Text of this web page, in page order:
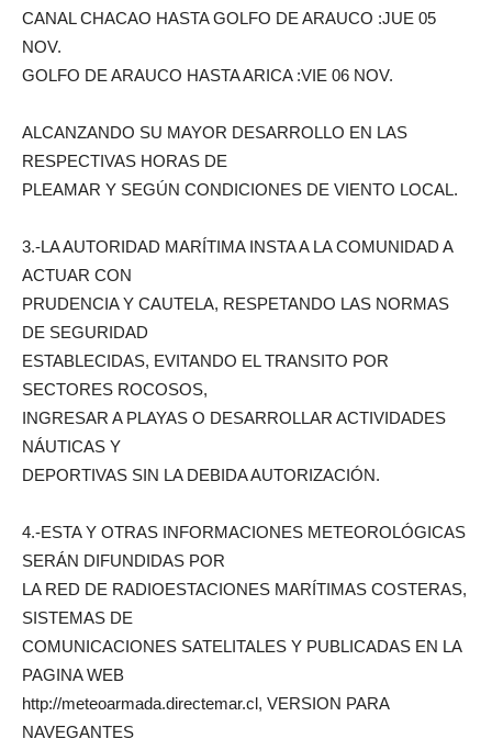
CANAL CHACAO HASTA GOLFO DE ARAUCO :JUE 05
NOV.
GOLFO DE ARAUCO HASTA ARICA :VIE 06 NOV.
ALCANZANDO SU MAYOR DESARROLLO EN LAS
RESPECTIVAS HORAS DE
PLEAMAR Y SEGÚN CONDICIONES DE VIENTO LOCAL.
3.-LA AUTORIDAD MARÍTIMA INSTA A LA COMUNIDAD A
ACTUAR CON
PRUDENCIA Y CAUTELA, RESPETANDO LAS NORMAS
DE SEGURIDAD
ESTABLECIDAS, EVITANDO EL TRANSITO POR
SECTORES ROCOSOS,
INGRESAR A PLAYAS O DESARROLLAR ACTIVIDADES
NÁUTICAS Y
DEPORTIVAS SIN LA DEBIDA AUTORIZACIÓN.
4.-ESTA Y OTRAS INFORMACIONES METEOROLÓGICAS
SERÁN DIFUNDIDAS POR
LA RED DE RADIOESTACIONES MARÍTIMAS COSTERAS,
SISTEMAS DE
COMUNICACIONES SATELITALES Y PUBLICADAS EN LA
PAGINA WEB
http://meteoarmada.directemar.cl, VERSION PARA
NAVEGANTES